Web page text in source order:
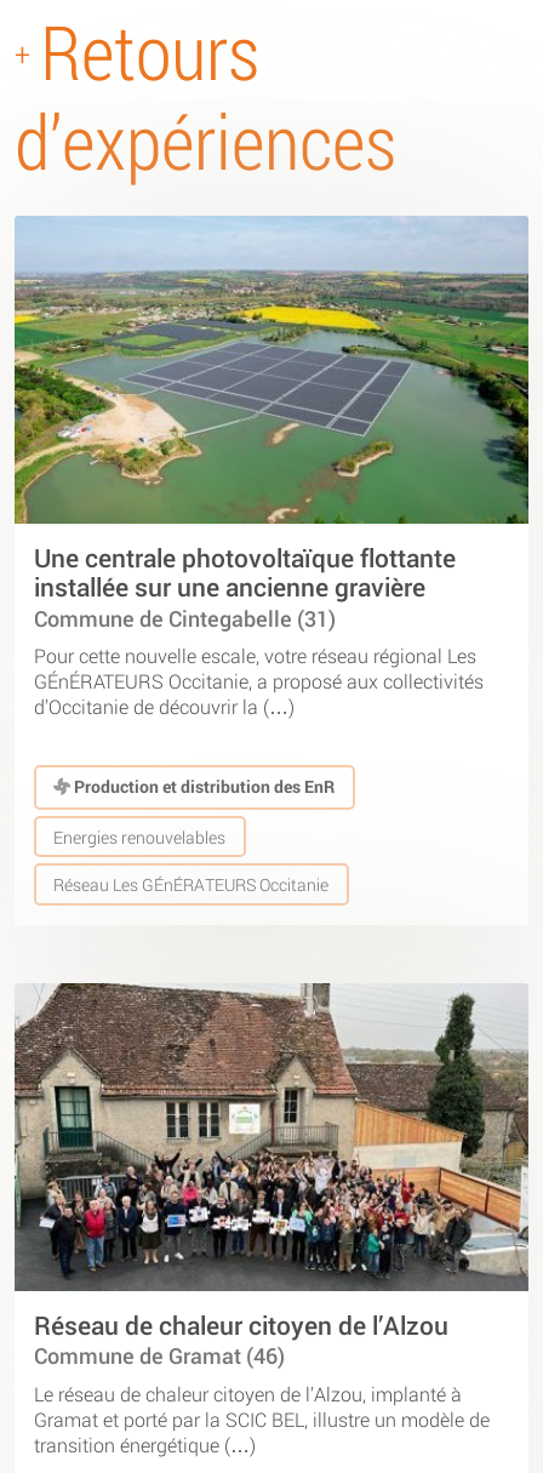
+ Retours
d’expériences
Une centrale photovoltaïque flottante
installée sur une ancienne gravière
Commune de Cintegabelle (31)
Pour cette nouvelle escale, votre réseau régional Les
GÉnÉRATEURS Occitanie, a proposé aux collectivités
d’Occitanie de découvrir la (…)
Production et distribution des EnR
Energies renouvelables
Réseau Les GÉnÉRATEURS Occitanie
Réseau de chaleur citoyen de l’Alzou
Commune de Gramat (46)
Le réseau de chaleur citoyen de l’Alzou, implanté à
Gramat et porté par la SCIC BEL, illustre un modèle de
transition énergétique (…)